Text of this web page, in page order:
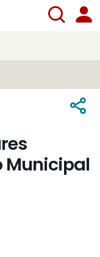
Municipal